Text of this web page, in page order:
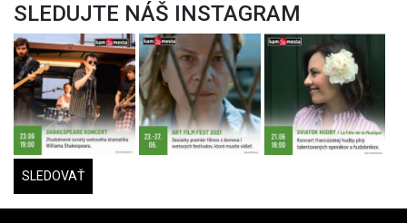
SLEDUJTE NÁŠ INSTAGRAM
SLEDOVAŤ